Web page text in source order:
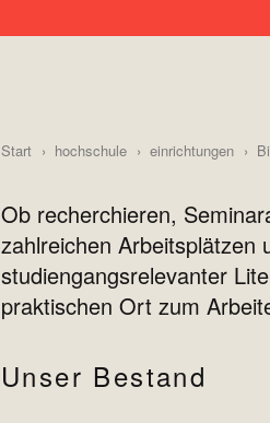
Start hochschule einrichtungen
Ob recherchieren,
zahlreichen Arbeitsplätzen
studiengangsrelevanter
praktischen Ort zum
Unser Bestand